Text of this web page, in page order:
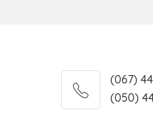
(067)
(050)